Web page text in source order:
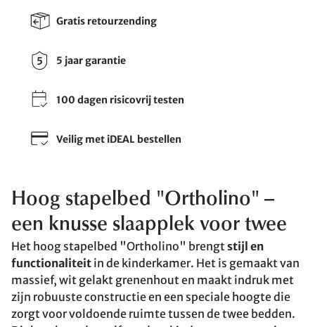
Gratis retourzending
5 jaar garantie
100 dagen risicovrij testen
Veilig met iDEAL bestellen
Hoog stapelbed "Ortholino" –
een knusse slaapplek voor twee
Het hoog stapelbed "Ortholino" brengtstijl en
functionaliteit in de kinderkamer. Het is gemaakt van
massief, wit gelakt grenenhout en maakt indruk met
zijn robuuste constructie en een speciale hoogte die
zorgt voor voldoende ruimte tussen de twee bedden.